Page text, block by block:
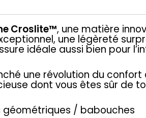
Croslite™, une matière
une légèreté
idéale aussi bien pour
une révolution du confort
dont vous êtes sûr de
/ babouches